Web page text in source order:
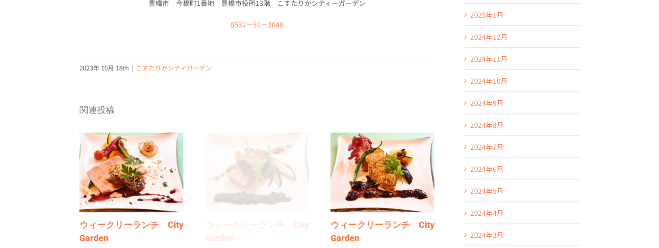
豊橋市 今橋町1番地 豊橋市役所13階 こすたりかシティーガーデン
0532－51－3048
2023年 10月 18th | こすたりかシティガーデン
関連投稿
ウィークリーランチ City
Garden
ウィークリーランチ City
Garden
ウィークリーランチ City
Garden
ウィークリーランチ City
Garden
2025年1月
2024年12月
2024年11月
2024年10月
2024年9月
2024年8月
2024年7月
2024年6月
2024年5月
2024年4月
2024年3月